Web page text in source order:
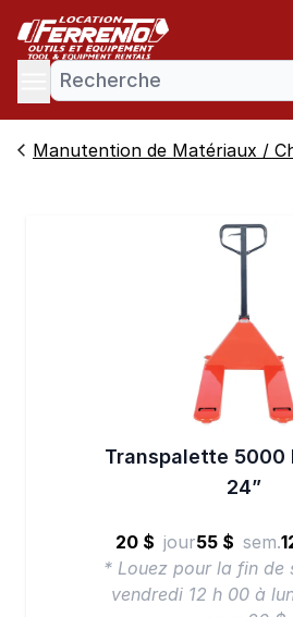
menu
Manutention de Matériaux /
Transpalette 5000
24”
20 $ jour55 $ sem.
* Louez pour la fin de
vendredi 12 h 00 à